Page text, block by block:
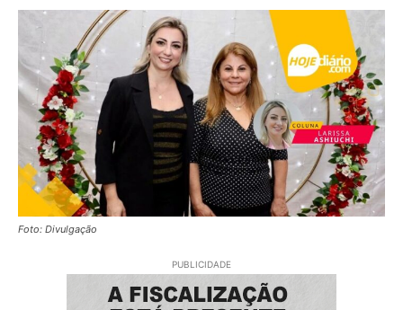
Foto: Divulgação
PUBLICIDADE